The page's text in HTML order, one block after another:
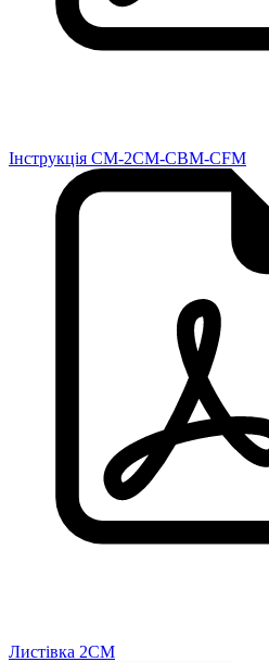
Інструкція CM-2CM-CBM-CFM
Листівка 2CM